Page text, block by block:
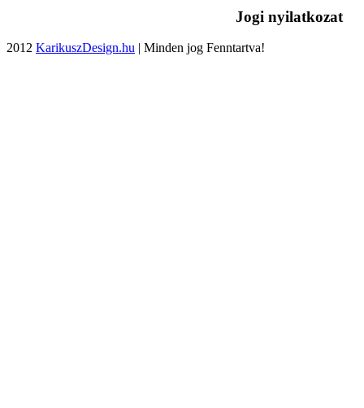
Jogi nyilatkozat
2012 KarikuszDesign.hu | Minden jog Fenntartva!